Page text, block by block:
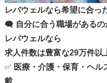
レバウェルなら希望に合っ
🗨️ 自分に合う職場がある
レバウェルなら
求人件数は豊富な29万件以
✅ 医療・介護・保育・ヘ